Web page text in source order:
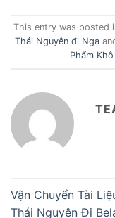
This entry was posted
Thái Nguyên đi Nga
Phẩm
Vận Chuyển Tài
Thái Nguyên Đi